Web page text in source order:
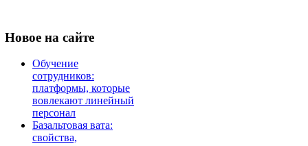
Новое на сайте
Обучение
сотрудников:
платформы, которые
вовлекают линейный
персонал
Базальтовая вата:
свойства,